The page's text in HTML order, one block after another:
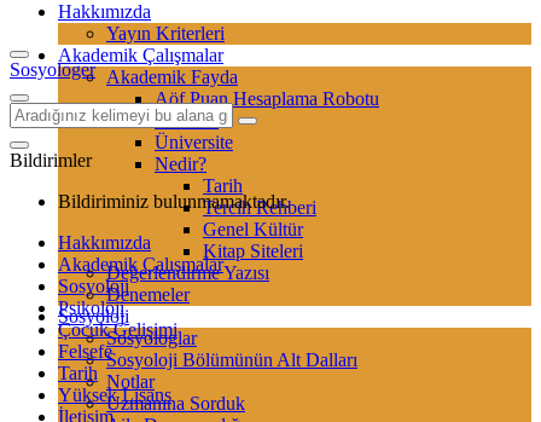
Hakkımızda
Yayın Kriterleri
Akademik Çalışmalar
Akademik Fayda
Aöf Puan Hesaplama Robotu
Sertifika
Üniversite
Nedir?
Tarih
Tercih Rehberi
Genel Kültür
Kitap Siteleri
Değerlendirme Yazısı
Denemeler
Sosyoloji
Sosyologlar
Sosyoloji Bölümünün Alt Dalları
Notlar
Uzmanına Sorduk
Sosyologer
Bildirimler
Bildiriminiz bulunmamaktadır.
Hakkımızda
Akademik Çalışmalar
Sosyoloji
Psikoloji
Çocuk Gelişimi
Felsefe
Tarih
Yüksek Lisans
İletişim